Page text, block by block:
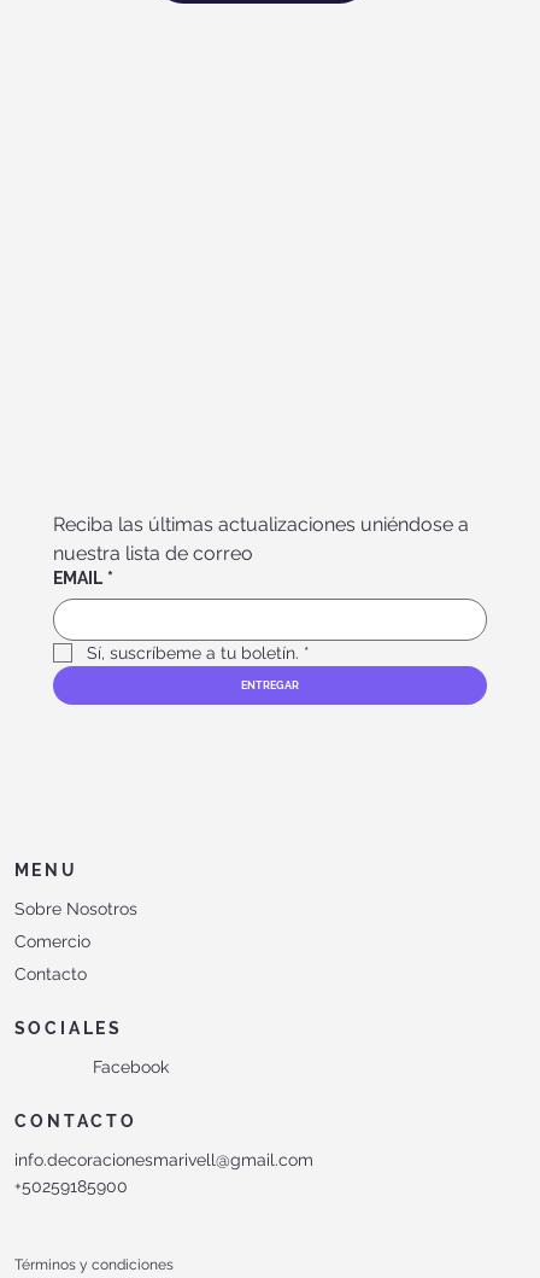
Reciba las últimas actualizaciones uniéndose a
nuestra lista de correo
EMAIL *
Sí, suscríbeme a tu boletín. *
ENTREGAR
MENU
Sobre Nosotros
Comercio
Contacto
SOCIALES
Facebook
CONTACTO
info.decoracionesmarivell@gmail.com
+50259185900
Términos y condiciones